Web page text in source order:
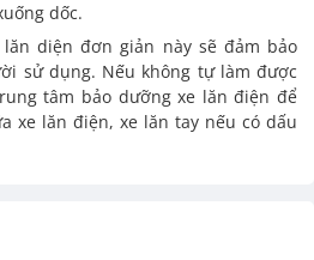
dốc.
diện đơn giản này sẽ đảm bảo
sử dụng. Nếu không tự làm được
tâm bảo dưỡng xe lăn điện để
xe lăn điện, xe lăn tay nếu có dấu